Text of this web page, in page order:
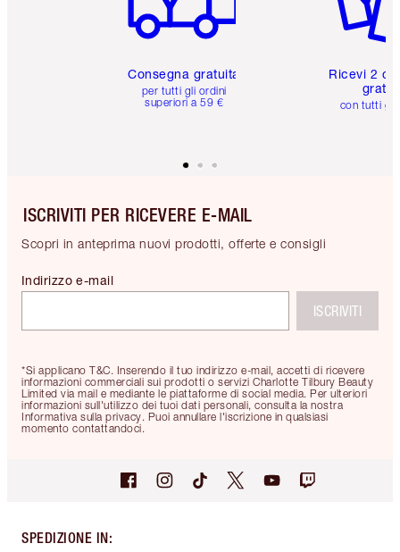
Consegna gratuita
per tutti gli ordini
superiori a 59 €
Ricevi 2
con tutti gli
ISCRIVITI PER RICEVERE E-MAIL
Scopri in anteprima nuovi prodotti, offerte e consigli
*Si applicano T&C. Inserendo il tuo indirizzo e-mail, accetti di ricevere
informazioni commerciali sui prodotti o servizi Charlotte Tilbury Beauty
Limited via mail e mediante le piattaforme di social media. Per ulteriori
informazioni sull'utilizzo dei tuoi dati personali, consulta la nostra
Informativa sulla privacy. Puoi annullare l'iscrizione in qualsiasi
momento contattandoci.
Indirizzo e-mail
ISCRIVITI
SPEDIZIONE IN: